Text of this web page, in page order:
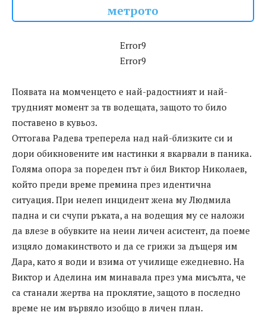
метрото
Error9
Error9
Появата на момченцето е най-радостният и най-
трудният момент за тв водещата, защото то било
поставено в кувьоз.
Оттогава Радева треперела над най-близките си и
дори обикновените им настинки я вкарвали в паника.
Голяма опора за пореден път ѝ бил Виктор Николаев,
който преди време премина през идентична
ситуация. При нелеп инцидент жена му Людмила
падна и си счупи ръката, а на водещия му се наложи
да влезе в обувките на неин личен асистент, да поеме
изцяло домакинството и да се грижи за дъщеря им
Дара, като я води и взима от училище ежедневно. На
Виктор и Аделина им минавала през ума мисълта, че
са станали жертва на проклятие, защото в последно
време не им вървяло изобщо в личен план.